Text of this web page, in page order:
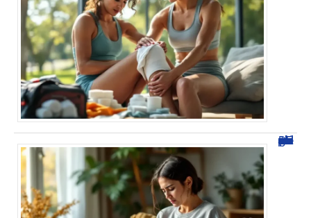
Douleur plexus solaire estomac : 5 solutions pour soulager vos maux